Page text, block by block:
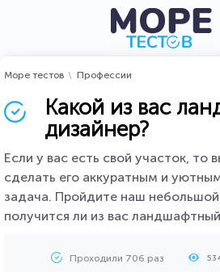
Море тестов Профессии
Какой из вас
дизайнер?
Если у вас есть свой участок, то
сделать его аккуратным и
задача. Пройдите наш небольшой
получится ли из вас
Проходили 706 раз